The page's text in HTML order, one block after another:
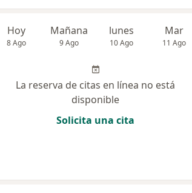
Hoy
8 Ago
Mañana
9 Ago
lunes
10 Ago
Mar
11 Ago
La reserva de citas en línea no está
disponible
Solicita una cita